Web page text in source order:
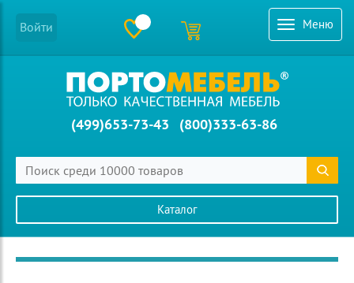
Меню
Войти
(499)653-73-43 (800)333-63-86
Каталог
Главное меню сайта